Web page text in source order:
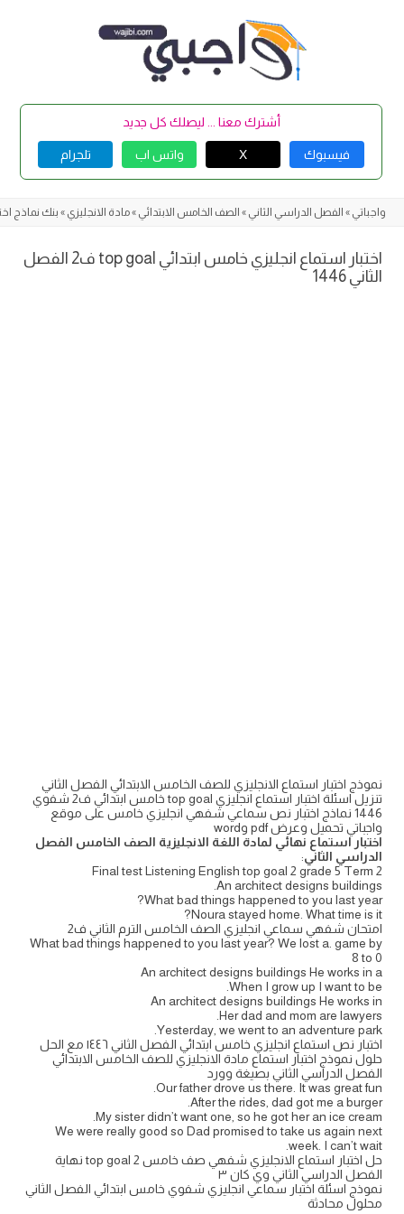
أشترك معنا ... ليصلك كل جديد
فيسبوك X واتس اب تلجرام
واجباتي » الفصل الدراسي الثاني » الصف الخامس الابتدائي »مادة الانجليزي » بنك نماذج
اختبار استماع انجليزي خامس ابتدائي top goal ف2 الفصل
الثاني 1446
نموذج اختبار استماع الانجليزي للصف الخامس الابتدائي الفصل الثاني
تنزيل اسئلة اختبار استماع انجليزي top goal خامس ابتدائي ف2 شفوي
1446 نماذج اختبار نص سماعي شفهي انجليزي خامس على موقع
واجباتي تحميل وعرض pdf وword
اختبار استماع نهائي لمادة اللغة الانجليزية الصف الخامس الفصل
الدراسي الثاني:
Final test Listening English top goal 2 grade 5 Term 2
An architect designs buildings.
What bad things happened to you last year?
Noura stayed home. What time is it?
امتحان شفهي سماعي انجليزي الصف الخامس الترم الثاني ف2
What bad things happened to you last year? We lost a. game by
8 to 0
An architect designs buildings He works in a
When I grow up I want to be.
An architect designs buildings He works in
Her dad and mom are lawyers.
Yesterday, we went to an adventure park.
اختبار نص استماع انجليزي خامس ابتدائي الفصل الثاني ١٤٤٦ مع الحل
حلول نموذج اختبار استماع مادة الانجليزي للصف الخامس الابتدائي
الفصل الدراسي الثاني بصيغة وورد
Our father drove us there. It was great fun.
After the rides, dad got me a burger.
My sister didn’t want one, so he got her an ice cream.
We were really good so Dad promised to take us again next
week. I can’t wait.
حل اختبار استماع الانجليزي شفهي صف خامس top goal 2 نهاية
الفصل الدراسي الثاني وي كان ٣
نموذج اسئلة اختبار سماعي انجليزي شفوي خامس ابتدائي الفصل الثاني
محلول محادثة